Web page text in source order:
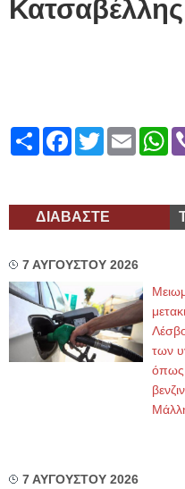
ShareFacebook
TwitterEmail
ΔΙΑΒΑΣΤΕ
7 ΑΥΓΟΥΣΤΟΥ 2026
των
όπως
7 ΑΥΓΟΥΣΤΟΥ 2026